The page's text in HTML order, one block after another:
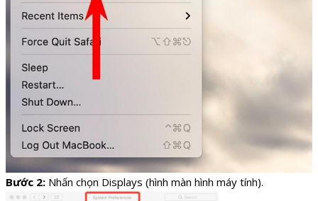
Bước 2: Nhấn chọn Displays (hình màn hình máy tính).